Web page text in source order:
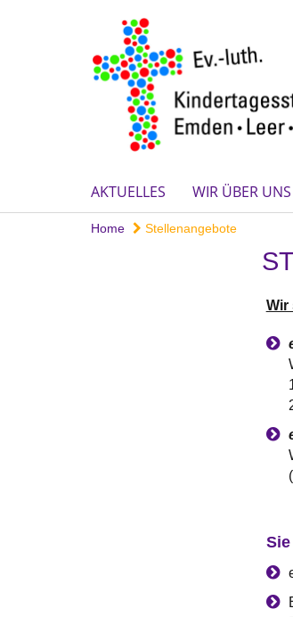
AKTUELLES WIR ÜBER UNS
Home Stellenangebote
Wir